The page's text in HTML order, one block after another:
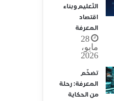
التّعليم وبناء
اقتصاد
المعرفة
28
مايو،
2026
تضخّم
المعرفة: رحلة
من الحكاية